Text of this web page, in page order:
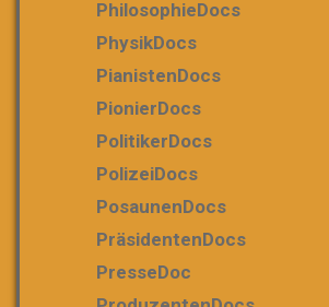
PhilosophieDocs
PhysikDocs
PianistenDocs
PionierDocs
PolitikerDocs
PolizeiDocs
PosaunenDocs
PräsidentenDocs
PresseDoc